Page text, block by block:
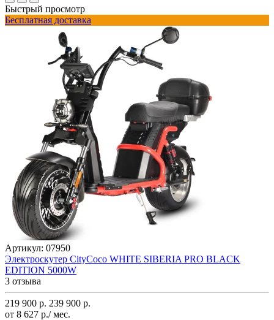
Быстрый просмотр
Бесплатная доставка
Артикул: 07950
Электроскутер CityCoco WHITE SIBERIA PRO BLACK
EDITION 5000W
3 отзыва
219 900 р. 239 900 р.
от 8 627 р./ мес.